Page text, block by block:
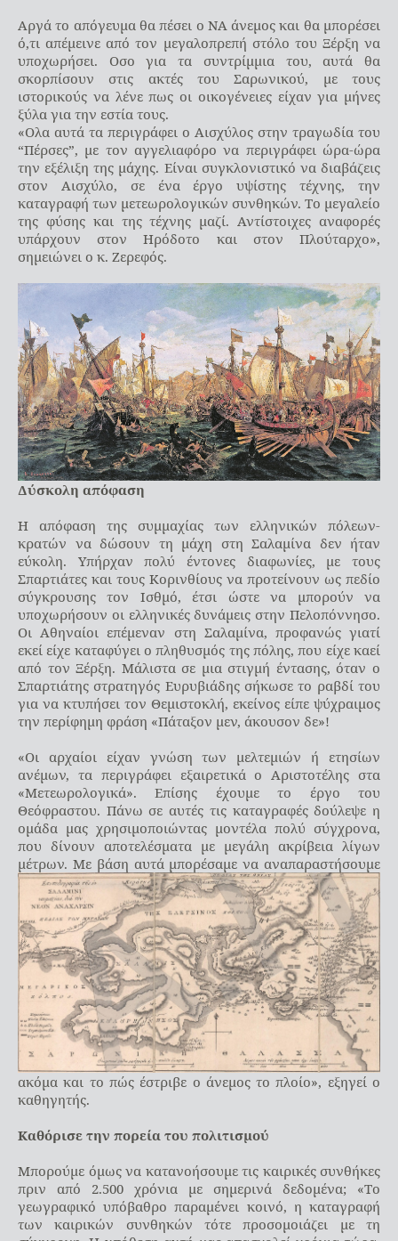
Αργά το απόγευμα θα πέσει ο ΝΑ άνεμος και θα μπορέσει
ό,τι απέμεινε από τον μεγαλοπρεπή στόλο του Ξέρξη να
υποχωρήσει. Οσο για τα συντρίμμια του, αυτά θα
σκορπίσουν στις ακτές του Σαρωνικού, με τους
ιστορικούς να λένε πως οι οικογένειες είχαν για μήνες
ξύλα για την εστία τους.
«Ολα αυτά τα περιγράφει ο Αισχύλος στην τραγωδία του
“Πέρσες”, με τον αγγελιαφόρο να περιγράφει ώρα-ώρα
την εξέλιξη της μάχης. Είναι συγκλονιστικό να διαβάζεις
στον Αισχύλο, σε ένα έργο υψίστης τέχνης, την
καταγραφή των μετεωρολογικών συνθηκών. Το μεγαλείο
της φύσης και της τέχνης μαζί. Αντίστοιχες αναφορές
υπάρχουν στον Ηρόδοτο και στον Πλούταρχο»,
σημειώνει ο κ. Ζερεφός.
Δύσκολη απόφαση
Η απόφαση της συμμαχίας των ελληνικών πόλεων-
κρατών να δώσουν τη μάχη στη Σαλαμίνα δεν ήταν
εύκολη. Υπήρχαν πολύ έντονες διαφωνίες, με τους
Σπαρτιάτες και τους Κορινθίους να προτείνουν ως πεδίο
σύγκρουσης τον Ισθμό, έτσι ώστε να μπορούν να
υποχωρήσουν οι ελληνικές δυνάμεις στην Πελοπόννησο.
Οι Αθηναίοι επέμεναν στη Σαλαμίνα, προφανώς γιατί
εκεί είχε καταφύγει ο πληθυσμός της πόλης, που είχε καεί
από τον Ξέρξη. Μάλιστα σε μια στιγμή έντασης, όταν ο
Σπαρτιάτης στρατηγός Ευρυβιάδης σήκωσε το ραβδί του
για να κτυπήσει τον Θεμιστοκλή, εκείνος είπε ψύχραιμος
την περίφημη φράση «Πάταξον μεν, άκουσον δε»!
«Οι αρχαίοι είχαν γνώση των μελτεμιών ή ετησίων
ανέμων, τα περιγράφει εξαιρετικά ο Αριστοτέλης στα
«Μετεωρολογικά». Επίσης έχουμε το έργο του
Θεόφραστου. Πάνω σε αυτές τις καταγραφές δούλεψε η
ομάδα μας χρησιμοποιώντας μοντέλα πολύ σύγχρονα,
που δίνουν αποτελέσματα με μεγάλη ακρίβεια λίγων
μέτρων. Με βάση αυτά μπορέσαμε να αναπαραστήσουμε
ακόμα και το πώς έστριβε ο άνεμος το πλοίο», εξηγεί ο
καθηγητής.
Καθόρισε την πορεία του πολιτισμού
Μπορούμε όμως να κατανοήσουμε τις καιρικές συνθήκες
πριν από 2.500 χρόνια με σημερινά δεδομένα; «Το
γεωγραφικό υπόβαθρο παραμένει κοινό, η καταγραφή
των καιρικών συνθηκών τότε προσομοιάζει με τη